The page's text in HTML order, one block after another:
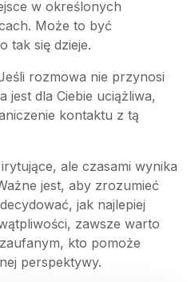
w określonych
Może to być
tak się dzieje.
rozmowa nie przynosi
jest dla Ciebie uciążliwa,
kontaktu z tą
ale czasami wynika
jest, aby zrozumieć
jak najlepiej
zawsze warto
kto pomoże
perspektywy.